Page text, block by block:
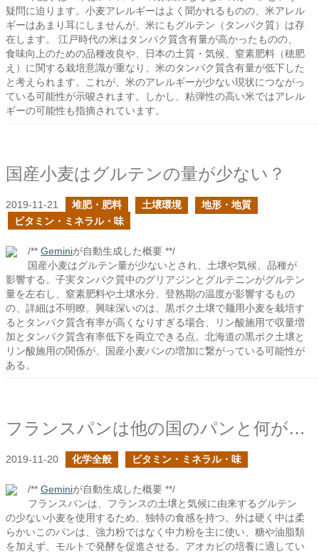
疑問に迫ります。小麦アレルギーはよく聞かれるものの、米アレル
ギーはあまり耳にしませんが、米にもグルテン（タンパク質）は存
在します。 江戸時代の米はタンパク質含有量が高かったものの、
食味向上のための品種改良や、日本の土質・気候、窒素肥料（穂肥
え）に関する栽培意識が重なり、米のタンパク質含有量が低下した
と考えられます。これが、米のアレルギーが少ない現状につながっ
ている可能性が示唆されます。しかし、粘弾性の高い米ではアレル
ギーの可能性も指摘されています。
国産小麦はグルテンの量が少ない？
2019-11-21 堆肥・肥料 土壌環境
地形・地質
ビタミン・ミネラル・味
/** Geminiが自動生成した概要 **/
国産小麦はグルテン量が少ないとされ、土壌や気候、品種が
影響する。子実タンパク質中のグリアジンとグルテニンがグルテン
量を左右し、窒素肥料や土壌水分、登熟期の温度が影響するもの
の、詳細は不明瞭。興味深いのは、黒ボク土壌で麺用小麦を栽培す
るとタンパク質含有率が高くなりすぎる場合、リン酸施用で収量増
加とタンパク質含有率低下を両立できる点。北海道の黒ボク土壌と
リン酸施用の関係が、国産小麦パンの増加に繋がっている可能性が
ある。
フランスパンは他の国のパンと何が違う？
2019-11-20 化学全般 ビタミン・ミネラル・味
/** Geminiが自動生成した概要 **/
フランスパンは、フランスの土壌と気候に由来するグルテン
の少ない小麦を使用するため、独特の食感を持つ。外は硬く中は柔
らかいこのパンは、強力粉ではなく中力粉を主に使い、糖や油脂類
を加えず、モルトで発酵を促進させる。アオカビの培養に適してい